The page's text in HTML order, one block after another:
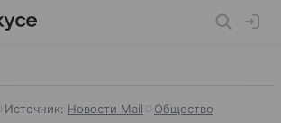
Источник: Новости Mail Общество